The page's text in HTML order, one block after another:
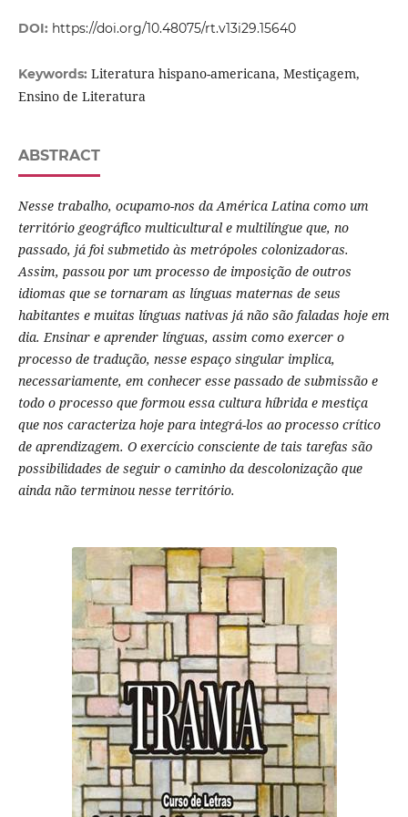
DOI: https://doi.org/10.48075/rt.v13i29.15640
Keywords: Literatura hispano-americana, Mestiçagem,
Ensino de Literatura
ABSTRACT
Nesse trabalho, ocupamo-nos da América Latina como um
território geográfico multicultural e multilíngue que, no
passado, já foi submetido às metrópoles colonizadoras.
Assim, passou por um processo de imposição de outros
idiomas que se tornaram as línguas maternas de seus
habitantes e muitas línguas nativas já não são faladas hoje em
dia. Ensinar e aprender línguas, assim como exercer o
processo de tradução, nesse espaço singular implica,
necessariamente, em conhecer esse passado de submissão e
todo o processo que formou essa cultura híbrida e mestiça
que nos caracteriza hoje para integrá-los ao processo crítico
de aprendizagem. O exercício consciente de tais tarefas são
possibilidades de seguir o caminho da descolonização que
ainda não terminou nesse território.